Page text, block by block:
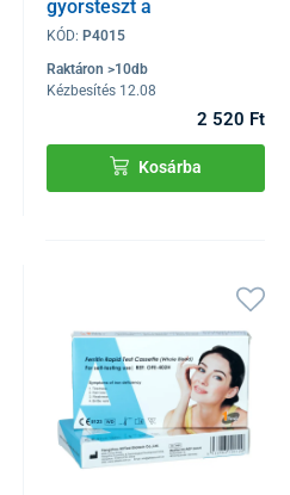
gyorsteszt a
termékenység
KÓD:P4015
Raktáron >10db
Kézbesítés 12.08
2 520 Ft
Kosárba